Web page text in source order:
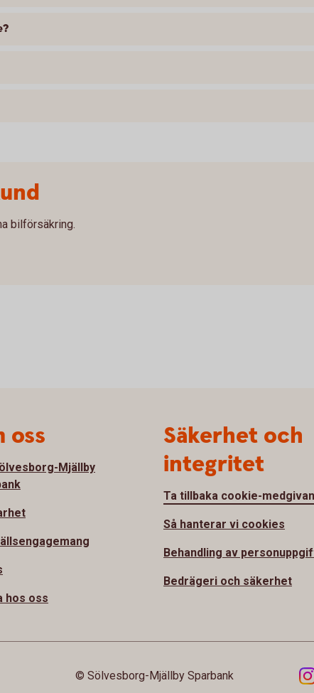
bilförsäkring.
oss
Mjällby
hos oss
Säkerhet och
integritet
Ta tillbaka cookie-
Så hanterar vi cookies
Behandling av
Bedrägeri och säkerhet
© Sölvesborg-Mjällby Sparbank